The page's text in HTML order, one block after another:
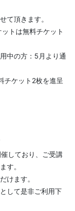
て頂きます。
トは無料チケット
中の方：5月より通
チケット2枚を進呈
しており、ご受講
す。
けます。
して是非ご利用下